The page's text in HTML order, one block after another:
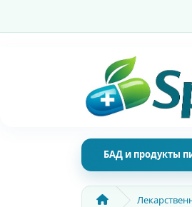
БАД и продукты